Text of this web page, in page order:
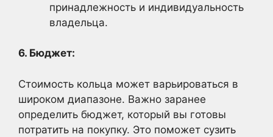
принадлежность и индивидуальность
владельца.
6. Бюджет:
Стоимость кольца может варьироваться в
широком диапазоне. Важно заранее
определить бюджет, который вы готовы
потратить на покупку. Это поможет сузить